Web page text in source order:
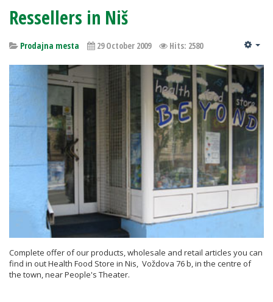
Ressellers in Niš
Prodajna mesta 29 October 2009 Hits: 2580
Complete offer of our products, wholesale and retail articles you can
find in out Health Food Store in Nis, Voždova 76 b, in the centre of
the town, near People's Theater.